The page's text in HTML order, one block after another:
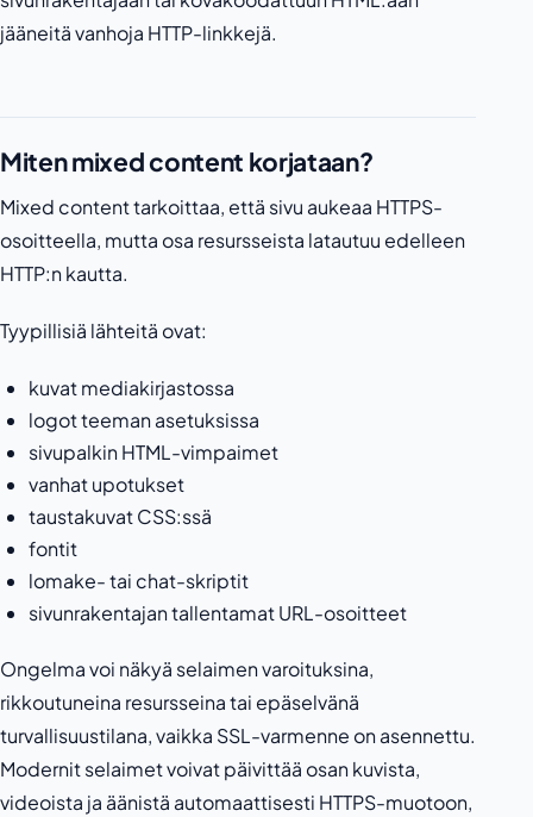
jääneitä vanhoja HTTP-linkkejä.
Miten mixed content korjataan?
Mixed content tarkoittaa, että sivu aukeaa HTTPS-
osoitteella, mutta osa resursseista latautuu edelleen
HTTP:n kautta.
Tyypillisiä lähteitä ovat:
kuvat mediakirjastossa
logot teeman asetuksissa
sivupalkin HTML-vimpaimet
vanhat upotukset
taustakuvat CSS:ssä
fontit
lomake- tai chat-skriptit
sivunrakentajan tallentamat URL-osoitteet
Ongelma voi näkyä selaimen varoituksina,
rikkoutuneina resursseina tai epäselvänä
turvallisuustilana, vaikka SSL-varmenne on asennettu.
Modernit selaimet voivat päivittää osan kuvista,
videoista ja äänistä automaattisesti HTTPS-muotoon,